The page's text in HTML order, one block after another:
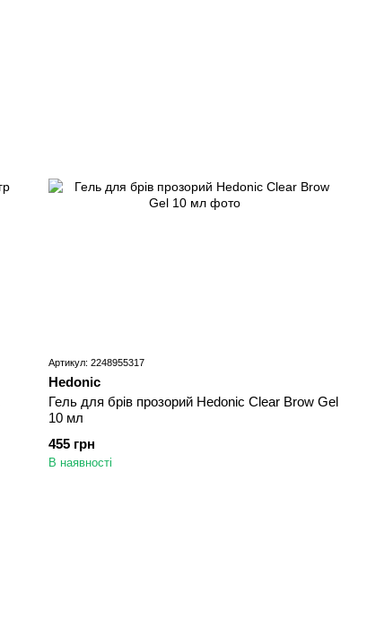
Артикул: 2248955317
Hedonic
Гель для брів прозорий Hedonic Clear Brow Gel
10 мл
455 грн
В наявності